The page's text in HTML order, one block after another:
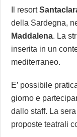
Il resort
della Sardegna,
Maddalena. La
inserita in un
mediterraneo.
E’ possibile
giorno e
dallo staff. La
proposte teatrali